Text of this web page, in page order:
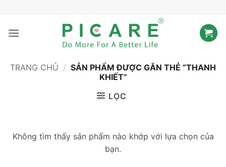
nội
TRANG CHỦ / SẢN PHẨM ĐƯỢC GẮN THẺ “THANH
KHIẾT”
LỌC
Không tìm thấy sản phẩm nào khớp với lựa chọn của
bạn.